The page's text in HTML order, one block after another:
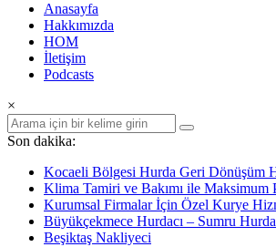
Anasayfa
Hakkımızda
HOM
İletişim
Podcasts
×
Son dakika:
Kocaeli Bölgesi Hurda Geri Dönüşüm
Klima Tamiri ve Bakımı ile Maksimum
Kurumsal Firmalar İçin Özel Kurye
Büyükçekmece Hurdacı – Sumru Hurda
Beşiktaş Nakliyeci